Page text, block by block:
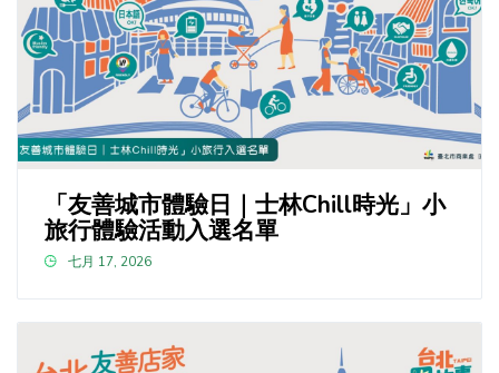
「友善城市體驗日｜士林Chill時光」小
旅行體驗活動入選名單
七月 17, 2026